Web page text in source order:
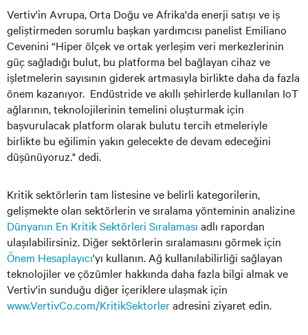
Vertiv'in Avrupa, Orta Doğu ve Afrika'da enerji satışı ve iş
geliştirmeden sorumlu başkan yardımcısı panelist Emiliano
Cevenini “Hiper ölçek ve ortak yerleşim veri merkezlerinin
güç sağladığı bulut, bu platforma bel bağlayan cihaz ve
işletmelerin sayısının giderek artmasıyla birlikte daha da fazla
önem kazanıyor. Endüstride ve akıllı şehirlerde kullanılan IoT
ağlarının, teknolojilerinin temelini oluşturmak için
başvurulacak platform olarak bulutu tercih etmeleriyle
birlikte bu eğilimin yakın gelecekte de devam edeceğini
düşünüyoruz." dedi.
Kritik sektörlerin tam listesine ve belirli kategorilerin,
gelişmekte olan sektörlerin ve sıralama yönteminin analizine
Dünyanın En Kritik Sektörleri Sıralaması adlı rapordan
ulaşılabilirsiniz. Diğer sektörlerin sıralamasını görmek için
Önem Hesaplayıcı'yı kullanın. Ağ kullanılabilirliği sağlayan
teknolojiler ve çözümler hakkında daha fazla bilgi almak ve
Vertiv'in sunduğu diğer içeriklere ulaşmak için
www.VertivCo.com/KritikSektorleradresini ziyaret edin.